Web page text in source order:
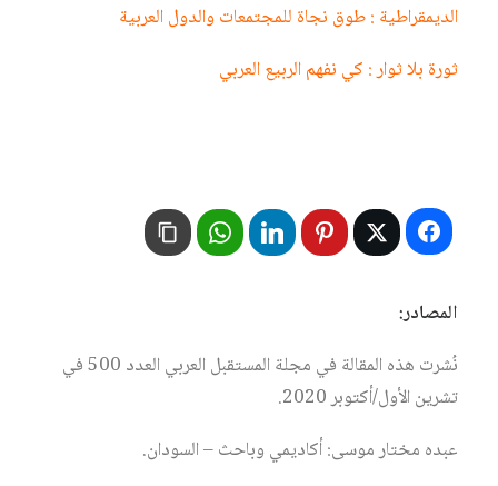
الديمقراطية : طوق نجاة للمجتمعات والدول العربية
ثورة بلا ثوار : كي نفهم الربيع العربي
المصادر:
نُشرت هذه المقالة في مجلة المستقبل العربي العدد 500 في
تشرين الأول/أكتوبر 2020.
عبده مختار موسى: أكاديمي وباحث – السودان.